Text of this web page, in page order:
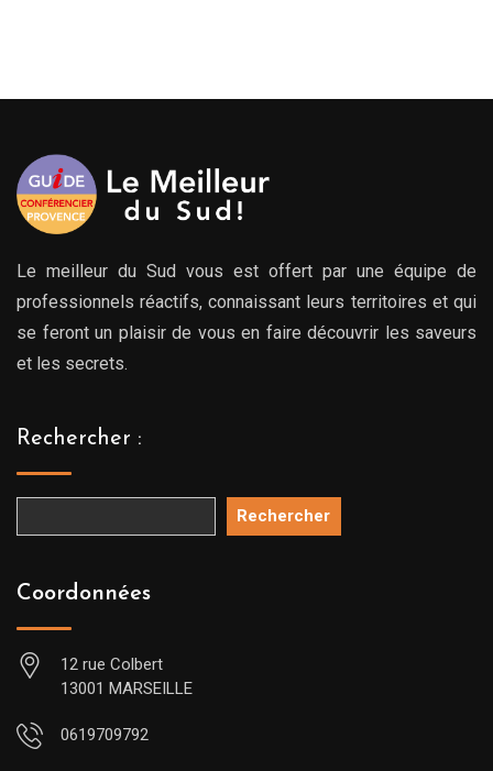
769.00€
Le meilleur du Sud vous est offert par une équipe de
professionnels réactifs, connaissant leurs territoires et qui
se feront un plaisir de vous en faire découvrir les saveurs
et les secrets.
Rechercher :
Rechercher
Coordonnées
12 rue Colbert
13001 MARSEILLE
0619709792